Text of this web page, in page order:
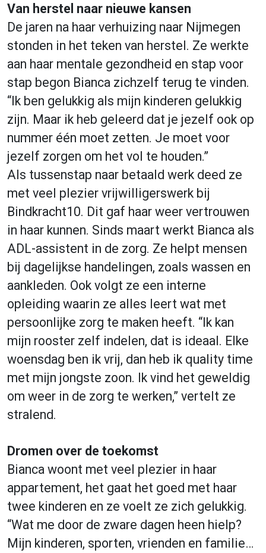
Van herstel naar nieuwe kansen
De jaren na haar verhuizing naar Nijmegen
stonden in het teken van herstel. Ze werkte
aan haar mentale gezondheid en stap voor
stap begon Bianca zichzelf terug te vinden.
“Ik ben gelukkig als mijn kinderen gelukkig
zijn. Maar ik heb geleerd dat je jezelf ook op
nummer één moet zetten. Je moet voor
jezelf zorgen om het vol te houden.”
Als tussenstap naar betaald werk deed ze
met veel plezier vrijwilligerswerk bij
Bindkracht10. Dit gaf haar weer vertrouwen
in haar kunnen. Sinds maart werkt Bianca als
ADL-assistent in de zorg. Ze helpt mensen
bij dagelijkse handelingen, zoals wassen en
aankleden. Ook volgt ze een interne
opleiding waarin ze alles leert wat met
persoonlijke zorg te maken heeft. “Ik kan
mijn rooster zelf indelen, dat is ideaal. Elke
woensdag ben ik vrij, dan heb ik quality time
met mijn jongste zoon. Ik vind het geweldig
om weer in de zorg te werken,” vertelt ze
stralend.
Dromen over de toekomst
Bianca woont met veel plezier in haar
appartement, het gaat het goed met haar
twee kinderen en ze voelt ze zich gelukkig.
“Wat me door de zware dagen heen hielp?
Mijn kinderen, sporten, vrienden en familie…